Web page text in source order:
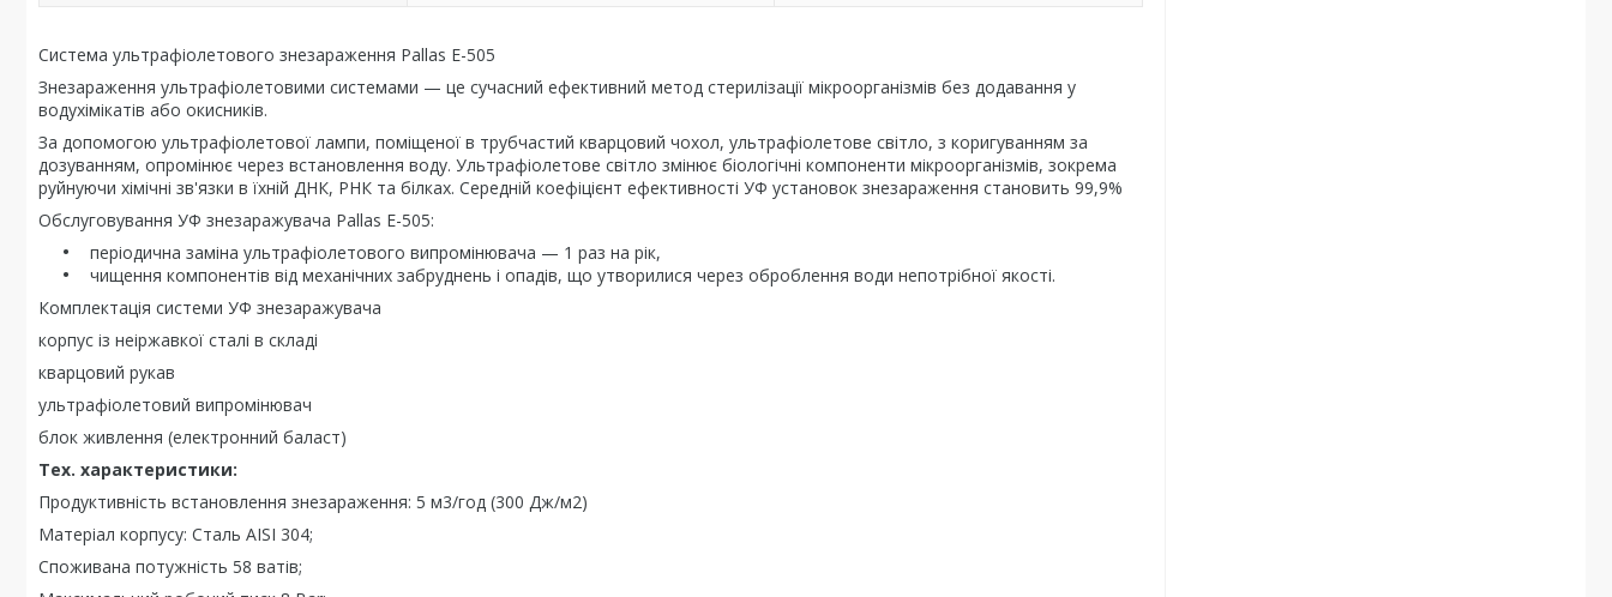
Система ультрафіолетового знезараження Pallas Е-505
Знезараження ультрафіолетовими системами — це сучасний ефективний метод стерилізації мікроорганізмів без додавання у
водухімікатів або окисників.
За допомогою ультрафіолетової лампи, поміщеної в трубчастий кварцовий чохол, ультрафіолетове світло, з коригуванням за
дозуванням, опромінює через встановлення воду. Ультрафіолетове світло змінює біологічні компоненти мікроорганізмів, зокрема
руйнуючи хімічні зв'язки в їхній ДНК, РНК та білках. Середній коефіцієнт ефективності УФ установок знезараження становить 99,9%
Обслуговування УФ знезаражувача Pallas Е-505:
періодична заміна ультрафіолетового випромінювача — 1 раз на рік,
чищення компонентів від механічних забруднень і опадів, що утворилися через оброблення води непотрібної якості.
Комплектація системи УФ знезаражувача
корпус із неіржавкої сталі в складі
кварцовий рукав
ультрафіолетовий випромінювач
блок живлення (електронний баласт)
Тех. характеристики:
Продуктивність встановлення знезараження: 5 м3/год (300 Дж/м2)
Матеріал корпусу: Сталь AISI 304;
Споживана потужність 58 ватів;